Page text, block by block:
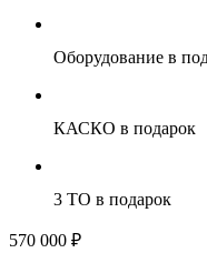
Оборудование в
КАСКО в подарок
3 ТО в подарок
570 000 ₽